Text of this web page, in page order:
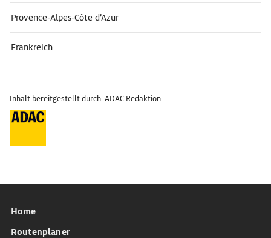
Provence-Alpes-Côte d’Azur
Frankreich
Inhalt bereitgestellt durch: ADAC Redaktion
Home
Routenplaner